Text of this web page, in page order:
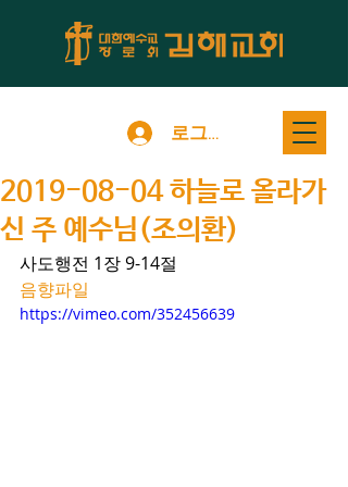
로그인
2019-08-04 하늘로 올라가
신 주 예수님(조의환)
사도행전 1장 9-14절
음향파일
https://vimeo.com/352456639